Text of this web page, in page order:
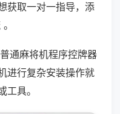
获取一对一指导，添
通麻将机程序控牌器
进行复杂安装操作就
具。